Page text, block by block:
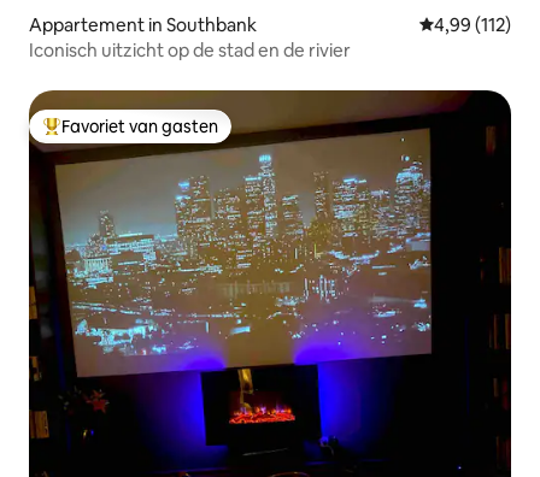
Appartement in Southbank Gemiddelde
4,99 (112)
Iconisch uitzicht op de stad en de rivier
Topfavoriet van gasten
Favoriet van gasten